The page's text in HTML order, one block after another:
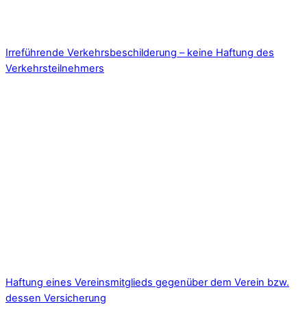
Irreführende Verkehrsbeschilderung – keine Haftung des
Verkehrsteilnehmers
Haftung eines Vereinsmitglieds gegenüber dem Verein bzw.
dessen Versicherung